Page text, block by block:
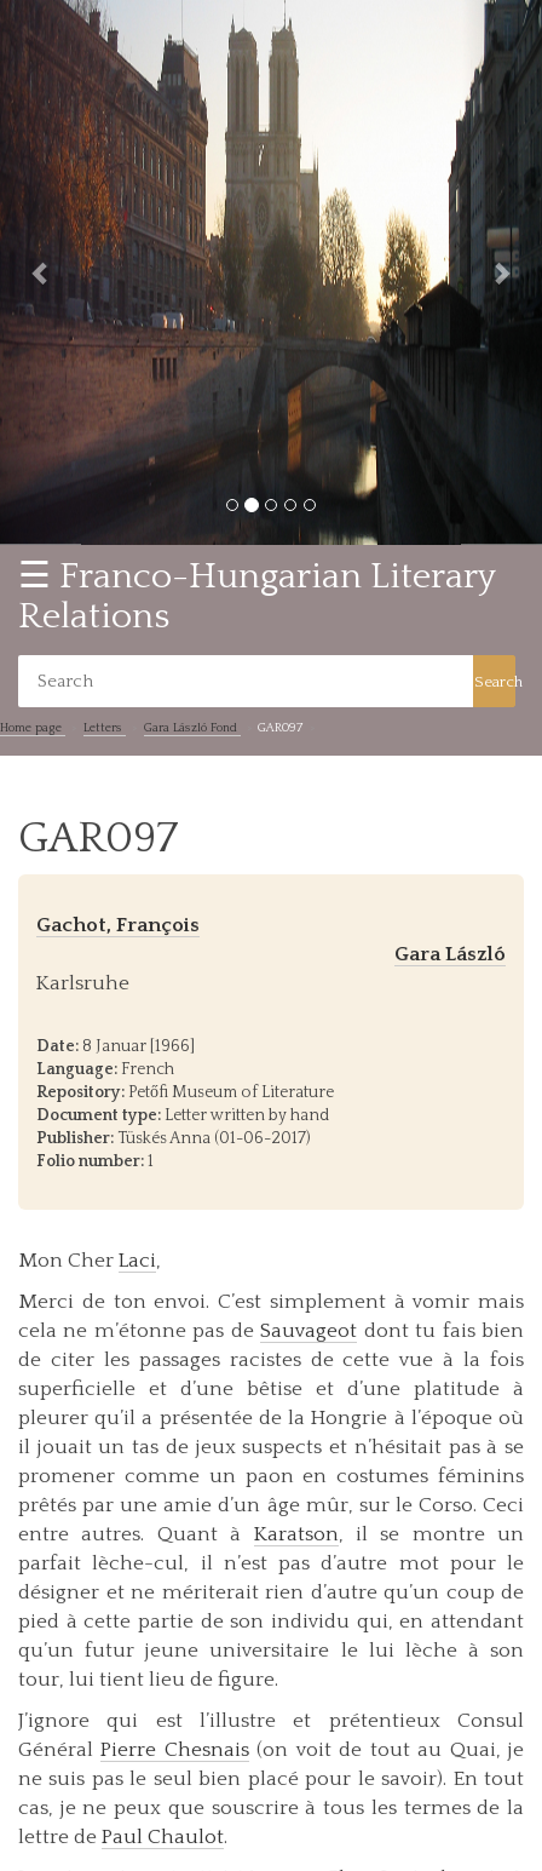
Previous
☰ Franco-Hungarian Literary
Relations
Search
Home page Letters Gara László Fond GAR097
GAR097
Gachot, François
Gara László
Karlsruhe
Date: 8 Januar [1966]
Language: French
Repository: Petőfi Museum of Literature
Document type: Letter written by hand
Publisher: Tüskés Anna (01-06-2017)
Folio number:1
Mon Cher Laci,
Merci de ton envoi. C’est simplement à vomir mais
cela ne m’étonne pas deSauvageot dont tu fais bien
de citer les passages racistes de cette vue à la fois
superficielle et d’une bêtise et d’une platitude à
pleurer qu’il a présentée de la Hongrie à l’époque où
il jouait un tas de jeux suspects et n’hésitait pas à se
promener comme un paon en costumes féminins
prêtés par une amie d’un âge mûr, sur le Corso. Ceci
entre autres. Quant à Karatson, il se montre un
parfait lèche-cul, il n’est pas d’autre mot pour le
désigner et ne mériterait rien d’autre qu’un coup de
pied à cette partie de son individu qui, en attendant
qu’un futur jeune universitaire le lui lèche à son
tour, lui tient lieu de figure.
J’ignore qui est l’illustre et prétentieux Consul
GénéralPierre Chesnais(on voit de tout au Quai, je
ne suis pas le seul bien placé pour le savoir). En tout
cas, je ne peux que souscrire à tous les termes de la
lettre de Paul Chaulot.